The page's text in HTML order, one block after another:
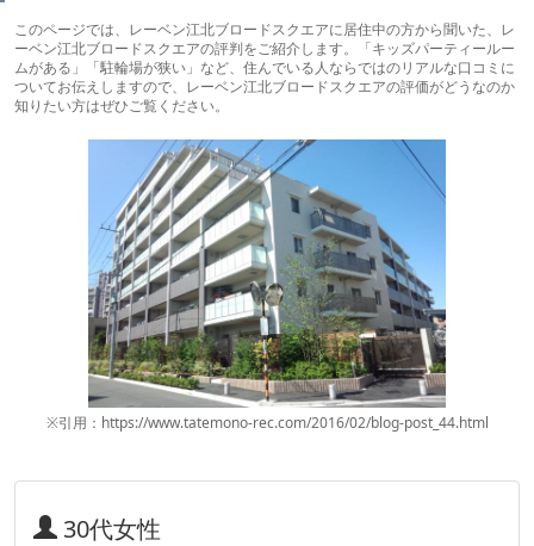
このページでは、レーベン江北ブロードスクエアに居住中の方から聞いた、レ
ーベン江北ブロードスクエアの評判をご紹介します。「キッズパーティールー
ムがある」「駐輪場が狭い」など、住んでいる人ならではのリアルな口コミに
ついてお伝えしますので、レーベン江北ブロードスクエアの評価がどうなのか
知りたい方はぜひご覧ください。
※引用：https://www.tatemono-rec.com/2016/02/blog-post_44.html
30代女性